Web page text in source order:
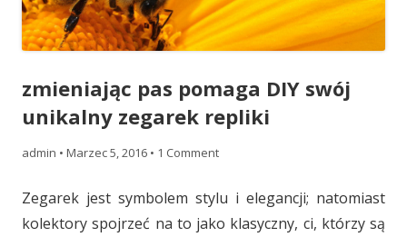
zmieniając pas pomaga DIY swój
unikalny zegarek repliki
admin • Marzec 5, 2016 • 1 Comment
Zegarek jest symbolem stylu i elegancji; natomiast
kolektory spojrzeć na to jako klasyczny, ci, którzy są